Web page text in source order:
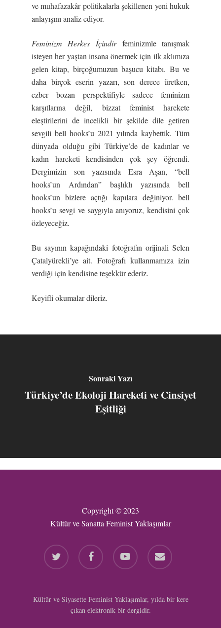
ve muhafazakâr politikalarla şekillenen yeni hukuk
anlayışını analiz ediyor.
Feminizm Herkes İçindirfeminizmle tanışmak
isteyen her yaştan insana önermek için ilk aklımıza
gelen kitap, birçoğumuzun başucu kitabı. Bu ve
daha birçok eserin yazarı, son derece üretken,
ezber bozan perspektifiyle sadece feminizm
karşıtlarına değil, bizzat feminist harekete
eleştirilerini de incelikli bir şekilde dile getiren
sevgili bell hooks’u 2021 yılında kaybettik. Tüm
dünyada olduğu gibi Türkiye’de de kadınlar ve
kadın hareketi kendisinden çok şey öğrendi.
Dergimizin son yazısında Esra Aşan, “bell
hooks’un Ardından” başlıklı yazısında bell
hooks’un bizlere açtığı kapılara değiniyor. bell
hooks’u sevgi ve saygıyla anıyoruz, kendisini çok
özleyeceğiz.
Bu sayının kapağındaki fotoğrafın orijinali Selen
Çatalyürekli’ye ait. Fotoğrafı kullanmamıza izin
verdiği için kendisine teşekkür ederiz.
Keyifli okumalar dileriz.
Sonraki Yazı
Türkiye’de Ekoloji Hareketi ve Cinsiyet
Eşitliği
Copyright © 2023
Kültür ve Sanatta Feminist Yaklaşımlar
twitter facebook youtube email
Kültür ve Siyasette Feminist Yaklaşımlar, yılda bir kere
çıkan elektronik bir dergidir.